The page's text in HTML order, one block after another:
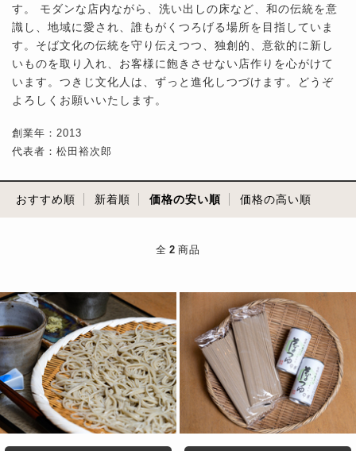
す。 モダンな店内ながら、洗い出しの床など、和の伝統を意
識し、地域に愛され、誰もがくつろげる場所を目指していま
す。そば文化の伝統を守り伝えつつ、独創的、意欲的に新し
いものを取り入れ、お客様に飽きさせない店作りを心がけて
います。つきじ文化人は、ずっと進化しつづけます。どうぞ
よろしくお願いいたします。
創業年：2013
代表者：松田裕次郎
おすすめ順 新着順 価格の安い順 価格の高い順
全 2 商品